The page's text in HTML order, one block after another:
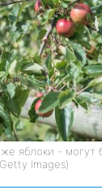
яблоки - могут
Images)